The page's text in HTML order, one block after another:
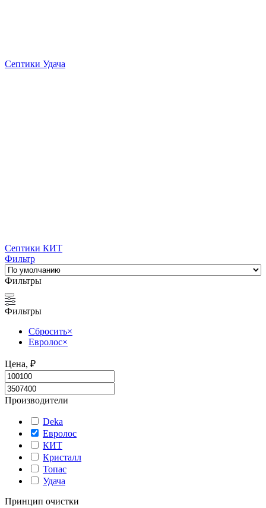
Септики Удача
Септики КИТ
Фильтр
Фильтры
Фильтры
Сбросить×
Евролос×
Цена, ₽
Производители
Deka
Евролос
КИТ
Кристалл
Топас
Удача
Принцип очистки